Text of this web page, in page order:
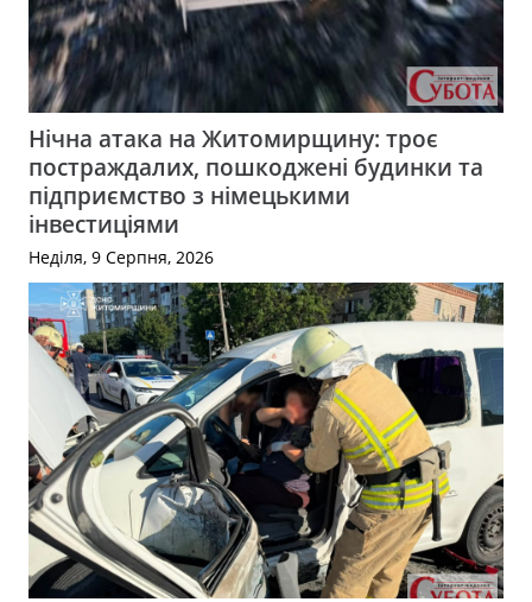
Нічна атака на Житомирщину: троє
постраждалих, пошкоджені будинки та
підприємство з німецькими
інвестиціями
Неділя, 9 Серпня, 2026